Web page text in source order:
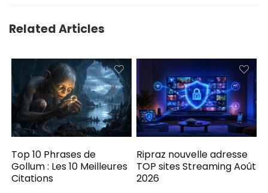
Related Articles
Top 10 Phrases de
Gollum : Les 10 Meilleures
Citations
Ripraz nouvelle adresse
TOP sites Streaming Août
2026